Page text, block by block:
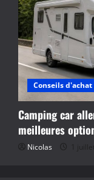
Conseils d'achat
Camping car
meilleures
Nicolas 1